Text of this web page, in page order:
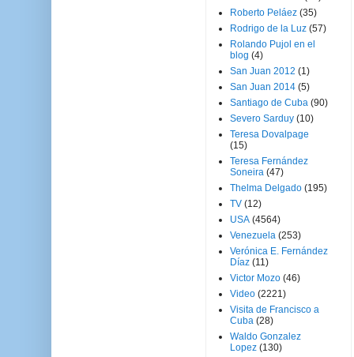
Roberto Peláez (35)
Rodrigo de la Luz (57)
Rolando Pujol en el
blog (4)
San Juan 2012 (1)
San Juan 2014 (5)
Santiago de Cuba (90)
Severo Sarduy (10)
Teresa Dovalpage
(15)
Teresa Fernández
Soneira (47)
Thelma Delgado (195)
TV (12)
USA (4564)
Venezuela (253)
Verónica E. Fernández
Díaz (11)
Victor Mozo (46)
Video (2221)
Visita de Francisco a
Cuba (28)
Waldo Gonzalez
Lopez (130)